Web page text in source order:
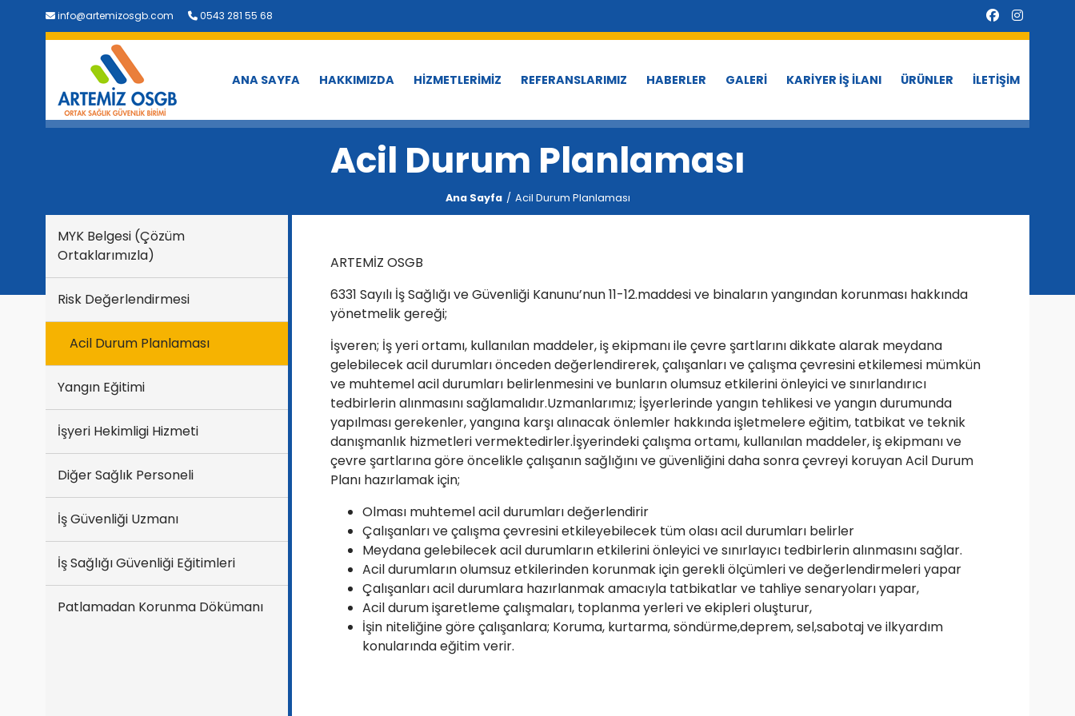
info@artemizosgb.com 0543 281 55 68
ANA SAYFA HAKKIMIZDA HİZMETLERİMİZ REFERANSLARIMIZ HABERLER GALERİ KARİYER İŞ İLANI ÜRÜNLER İLETİŞİM
Acil Durum Planlaması
Ana Sayfa Acil Durum Planlaması
MYK Belgesi (Çözüm
Ortaklarımızla)
Risk Değerlendirmesi
Acil Durum Planlaması
Yangın Eğitimi
İşyeri Hekimligi Hizmeti
Diğer Sağlık Personeli
İş Güvenliği Uzmanı
İş Sağlığı Güvenliği Eğitimleri
Patlamadan Korunma Dökümanı
ARTEMİZ OSGB
6331 Sayılı İş Sağlığı ve Güvenliği Kanunu’nun 11-12.maddesi ve binaların yangından korunması hakkında
yönetmelik gereği;
İşveren; İş yeri ortamı, kullanılan maddeler, iş ekipmanı ile çevre şartlarını dikkate alarak meydana
gelebilecek acil durumları önceden değerlendirerek, çalışanları ve çalışma çevresini etkilemesi mümkün
ve muhtemel acil durumları belirlenmesini ve bunların olumsuz etkilerini önleyici ve sınırlandırıcı
tedbirlerin alınmasını sağlamalıdır.Uzmanlarımız; İşyerlerinde yangın tehlikesi ve yangın durumunda
yapılması gerekenler, yangına karşı alınacak önlemler hakkında işletmelere eğitim, tatbikat ve teknik
danışmanlık hizmetleri vermektedirler.İşyerindeki çalışma ortamı, kullanılan maddeler, iş ekipmanı ve
çevre şartlarına göre öncelikle çalışanın sağlığını ve güvenliğini daha sonra çevreyi koruyan Acil Durum
Planı hazırlamak için;
Olması muhtemel acil durumları değerlendirir
Çalışanları ve çalışma çevresini etkileyebilecek tüm olası acil durumları belirler
Meydana gelebilecek acil durumların etkilerini önleyici ve sınırlayıcı tedbirlerin alınmasını sağlar.
Acil durumların olumsuz etkilerinden korunmak için gerekli ölçümleri ve değerlendirmeleri yapar
Çalışanları acil durumlara hazırlanmak amacıyla tatbikatlar ve tahliye senaryoları yapar,
Acil durum işaretleme çalışmaları, toplanma yerleri ve ekipleri oluşturur,
İşin niteliğine göre çalışanlara; Koruma, kurtarma, söndürme,deprem, sel,sabotaj ve ilkyardım
konularında eğitim verir.